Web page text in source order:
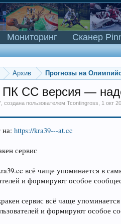
Архив Прогнозы на
CC версия —
создана пользователемTcontingross 1 окт
на:https://kra39---at.cc
сервис
всё чаще упоминается в
и формируют особое
сервис всё чаще
и формируют особое
Мониторинг Сканер